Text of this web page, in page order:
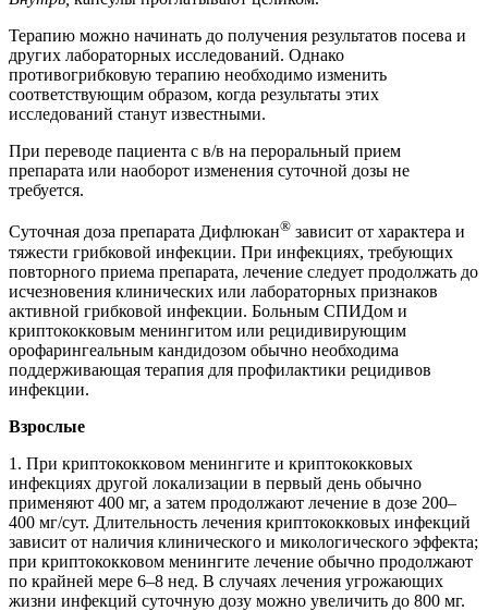
Терапию можно начинать до получения результатов посева и
других лабораторных исследований. Однако
противогрибковую терапию необходимо изменить
соответствующим образом, когда результаты этих
исследований станут известными.
При переводе пациента с в/в на пероральный прием
препарата или наоборот изменения суточной дозы не
требуется.
Суточная доза препарата Дифлюкан® зависит от характера и
тяжести грибковой инфекции. При инфекциях, требующих
повторного приема препарата, лечение следует продолжать до
исчезновения клинических или лабораторных признаков
активной грибковой инфекции. Больным СПИДом и
криптококковым менингитом или рецидивирующим
орофарингеальным кандидозом обычно необходима
поддерживающая терапия для профилактики рецидивов
инфекции.
Взрослые
1. При криптококковом менингите и криптококковых
инфекциях другой локализации в первый день обычно
применяют 400 мг, а затем продолжают лечение в дозе 200–
400 мг/сут. Длительность лечения криптококковых инфекций
зависит от наличия клинического и микологического эффекта;
при криптококковом менингите лечение обычно продолжают
по крайней мере 6–8 нед. В случаях лечения угрожающих
жизни инфекций суточную дозу можно увеличить до 800 мг.